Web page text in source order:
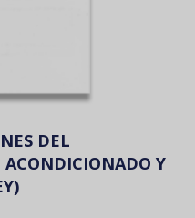
DEL
ACONDICIONADO Y